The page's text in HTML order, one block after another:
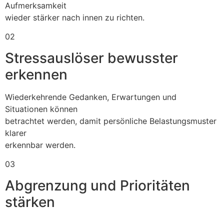
Aufmerksamkeit
wieder stärker nach innen zu richten.
02
Stressauslöser bewusster
erkennen
Wiederkehrende Gedanken, Erwartungen und
Situationen können
betrachtet werden, damit persönliche Belastungsmuster
klarer
erkennbar werden.
03
Abgrenzung und Prioritäten
stärken